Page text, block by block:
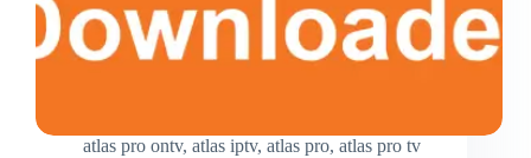
atlas pro ontv, atlas iptv, atlas pro, atlas pro tv